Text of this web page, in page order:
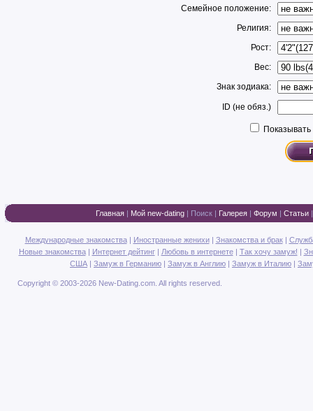
Семейное положение:
Религия:
Рост:
Вес:
Знак зодиака:
ID (не обяз.)
Главная | Мой new-dating | Поиск | Галерея | Форум | Статьи
Международные знакомства| Иностранные женихи| Знакомства и брак|
Новые знакомства| Интернет дейтинг| Любовь в интернете| Так хочу замуж! |
США | Замуж в Германию | Замуж в Англию | Замуж в Италию |
Copyright © 2003-2026 New-Dating.com. All rights reserved.